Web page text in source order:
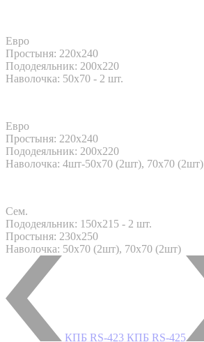
Евро
Простыня: 220x240
Пододеяльник: 200x220
Наволочка: 50x70 - 2 шт.
Евро
Простыня: 220x240
Пододеяльник: 200x220
Наволочка: 4шт-50х70 (2шт), 70х70 (2шт)
Сем.
Пододеяльник: 150x215 - 2 шт.
Простыня: 230x250
Наволочка: 50х70 (2шт), 70х70 (2шт)
КПБ RS-423 КПБ RS-425